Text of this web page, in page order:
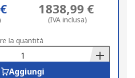
1838,99 €
(IVA inclusa)
la quantità
Aggiungi